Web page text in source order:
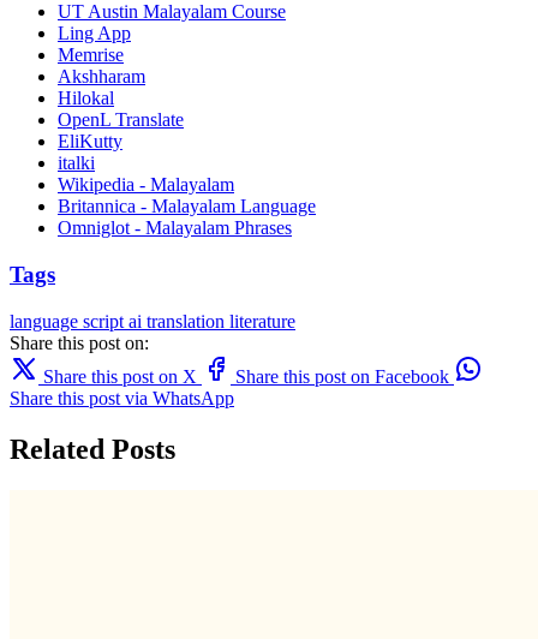
UT Austin Malayalam Course
Ling App
Memrise
Akshharam
Hilokal
OpenL Translate
EliKutty
italki
Wikipedia - Malayalam
Britannica - Malayalam Language
Omniglot - Malayalam Phrases
Tags
language script ai translation literature
Share this post on:
Share this post on X
Share this post on Facebook
Share this post via WhatsApp
Related Posts